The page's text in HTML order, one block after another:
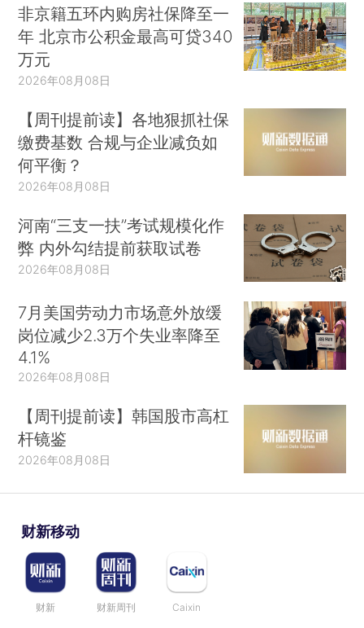
非京籍五环内购房社保降至一
年 北京市公积金最高可贷340
万元
2026年08月08日
【周刊提前读】各地狠抓社保
缴费基数 合规与企业减负如
何平衡？
2026年08月08日
河南“三支一扶”考试规模化作
弊 内外勾结提前获取试卷
2026年08月08日
7月美国劳动力市场意外放缓
岗位减少2.3万个失业率降至
4.1%
2026年08月08日
【周刊提前读】韩国股市高杠
杆镜鉴
2026年08月08日
财新移动
财新 财新周刊 Caixin